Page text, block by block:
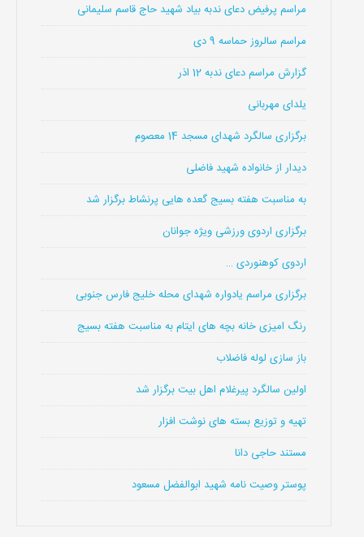
مراسم پرفیض دعای ندبه بیاد شهید حاج قاسم سلیمانی
مراسم سالروز حماسه 9 دی
گزارش مراسم دعای ندبه 12 اذر
یلدای مهربانی
برگزاری سالگرد شهدای مسجد 14 معصوم
دیدار از خانواده شهید فاضلی
به مناسبت هفته بسیج گعده هایی پرنشاط برگزار شد
برگزاری اردوی ورزشی ویژه جوانان
اردوی کوهنوردی …
برگزاری مراسم یادواره شهدای محله خلیج فارس جنوبی
رنگ امیزی خانه بچه های ایتام به مناسبت هفته بسیج
باز سازی لوله فاضلاب
اولین سالگرد پیرغلام اهل بیت برگزار شد
تهیه و توزیع بسته های نوشت افزار
مستند حاجی دانا
پوستر وصیت نامه شهید ابوالفضل مسعود